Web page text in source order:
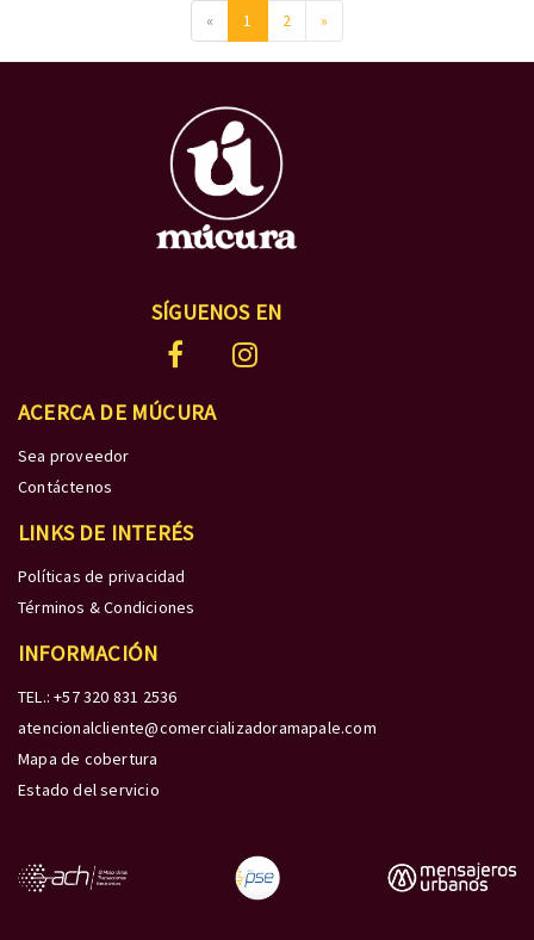
« 1 2 »
SÍGUENOS EN
ACERCA DE MÚCURA
Sea proveedor
Contáctenos
LINKS DE INTERÉS
Políticas de privacidad
Términos & Condiciones
INFORMACIÓN
TEL.: +57 320 831 2536
atencionalcliente@comercializadoramapale.com
Mapa de cobertura
Estado del servicio